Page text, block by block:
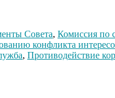
Совета, Комиссия по
конфликта
, Противодействие